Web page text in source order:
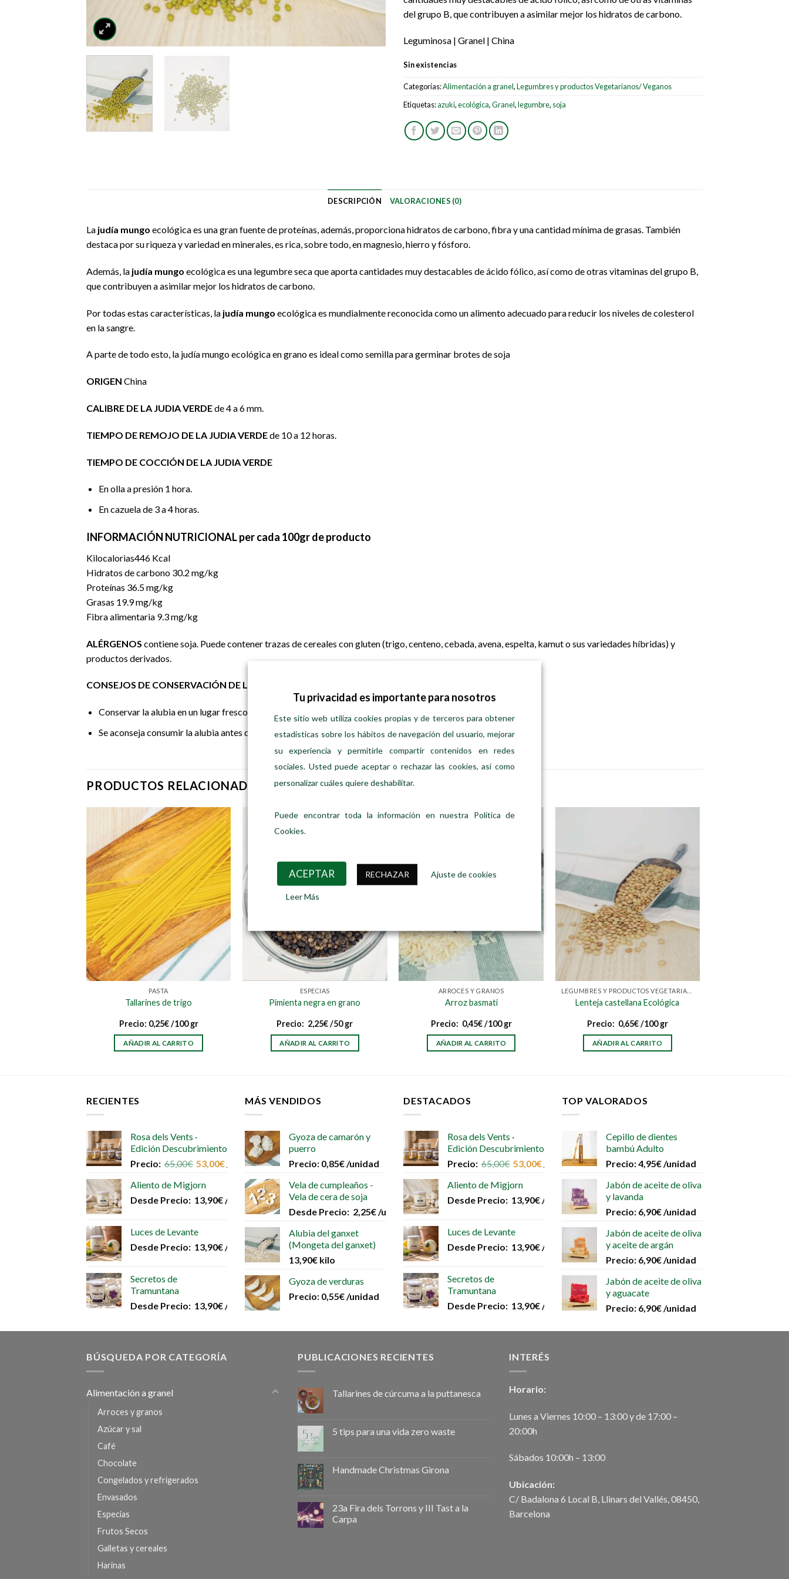
del grupo B, que contribuyen a asimilar mejor los hidratos de carbono.
Leguminosa | Granel | China
Sin existencias
Categorías:Alimentación a granel,Legumbres y productos Vegetarianos/ Veganos
Etiquetas:azuki,ecológica,Granel,legumbre, soja
DESCRIPCIÓN VALORACIONES (0)
La judía mungo ecológica es una gran fuente de proteínas, además, proporciona hidratos de carbono, fibra y una cantidad mínima de grasas. También
destaca por su riqueza y variedad en minerales, es rica, sobre todo, en magnesio, hierro y fósforo.
Además, la judía mungo ecológica es una legumbre seca que aporta cantidades muy destacables de ácido fólico, así como de otras vitaminas del grupo B,
que contribuyen a asimilar mejor los hidratos de carbono.
Por todas estas características, la judía mungo ecológica es mundialmente reconocida como un alimento adecuado para reducir los niveles de colesterol
en la sangre.
A parte de todo esto, la judía mungo ecológica en grano es ideal como semilla para germinar brotes de soja
ORIGEN China
CALIBRE DE LA JUDIA VERDEde 4 a 6 mm.
TIEMPO DE REMOJO DE LA JUDIA VERDEde 10 a 12 horas.
TIEMPO DE COCCIÓN DE LA JUDIA VERDE
En olla a presión 1 hora.
En cazuela de 3 a 4 horas.
INFORMACIÓN NUTRICIONALper cada 100gr de producto
Kilocalorias446 Kcal
Hidratos de carbono 30.2 mg/kg
Proteínas 36.5 mg/kg
Grasas 19.9 mg/kg
Fibra alimentaria 9.3 mg/kg
ALÉRGENOS contiene soja. Puede contener trazas de cereales con gluten (trigo, centeno, cebada, avena, espelta, kamut o sus variedades híbridas) y
productos derivados.
CONSEJOS DE CONSERVACIÓN DE LA JUDIA VERDE
Conservar la alubia en un lugar fresco seco y sin exposición a la luz directa.
Se aconseja consumir la alubia antes de 18 meses de la fecha de envasado.
PRODUCTOS RELACIONADOS
PASTA
Tallarines de trigo
Precio: 0,25€/100 gr
AÑADIR AL CARRITO
ESPECIAS
Pimienta negra en grano
Precio: 2,25€/50 gr
AÑADIR AL CARRITO
ARROCES Y GRANOS
Arroz basmati
Precio: 0,45€/100 gr
AÑADIR AL CARRITO
Lenteja castellana Ecológica
Precio: 0,65€/100 gr
AÑADIR AL CARRITO
RECIENTES
Rosa dels Vents ·
Edición Descubrimiento
Precio: 65,00€ 53,00€/unidad
Aliento de Migjorn
Desde Precio: 13,90€/unidad
Luces de Levante
Desde Precio: 13,90€/unidad
Secretos de
Tramuntana
Desde Precio: 13,90€/unidad
MÁS VENDIDOS
Gyoza de camarón y
puerro
Precio: 0,85€/unidad
Vela de cumpleaños -
Vela de cera de soja
Desde Precio: 2,25€/unidad
Alubia del ganxet
(Mongeta del ganxet)
13,90€ kilo
Gyoza de verduras
Precio: 0,55€/unidad
DESTACADOS
Rosa dels Vents ·
Edición Descubrimiento
Precio: 65,00€ 53,00€/unidad
Aliento de Migjorn
Desde Precio: 13,90€/unidad
Luces de Levante
Desde Precio: 13,90€/unidad
Secretos de
Tramuntana
Desde Precio: 13,90€/unidad
TOP VALORADOS
Cepillo de dientes
bambú Adulto
Precio:4,95€/unidad
Jabón de aceite de oliva
y lavanda
Precio: 6,90€/unidad
Jabón de aceite de oliva
y aceite de argán
Precio: 6,90€/unidad
Jabón de aceite de oliva
y aguacate
Precio: 6,90€/unidad
BÚSQUEDA POR CATEGORÍA
Alimentación a granel
Arroces y granos
Azúcar y sal
Café
Chocolate
Congelados y refrigerados
Envasados
Especias
Frutos Secos
Galletas y cereales
Harinas
PUBLICACIONES RECIENTES
Tallarines de cúrcuma a la puttanesca
5 tips para una vida zero waste
Handmade Christmas Girona
23a Fira dels Torrons y III Tast a la
Carpa
INTERÉS
Horario:
Lunes a Viernes 10:00 – 13:00 y de 17:00 –
20:00h
Sábados 10:00h – 13:00
Ubicación:
C/ Badalona 6 Local B, Llinars del Vallés, 08450,
Barcelona
Tu privacidad es importante para nosotros
Este sitio web utiliza cookies propias y de terceros para obtener
estadísticas sobre los hábitos de navegación del usuario, mejorar
su experiencia y permitirle compartir contenidos en redes
sociales. Usted puede aceptar o rechazar las cookies, así como
personalizar cuáles quiere deshabilitar.
Puede encontrar toda la información en nuestra Política de
Cookies.
ACEPTAR RECHAZAR Ajuste de cookies
Leer Más